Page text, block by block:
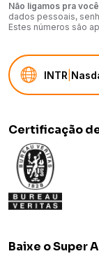
Não ligamos pra
dados pessoais,
Estes números são
INTR
Certificação
Baixe o Super